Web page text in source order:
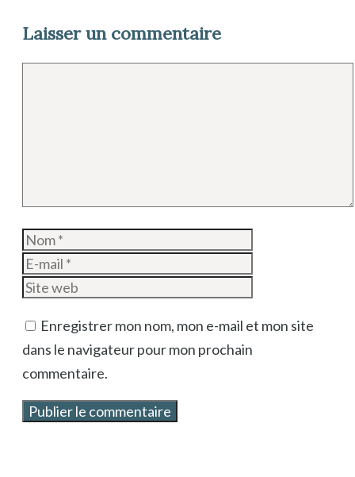
Laisser un commentaire
Nom
Enregistrer mon nom, mon e-mail et mon site
dans le navigateur pour mon prochain
commentaire.